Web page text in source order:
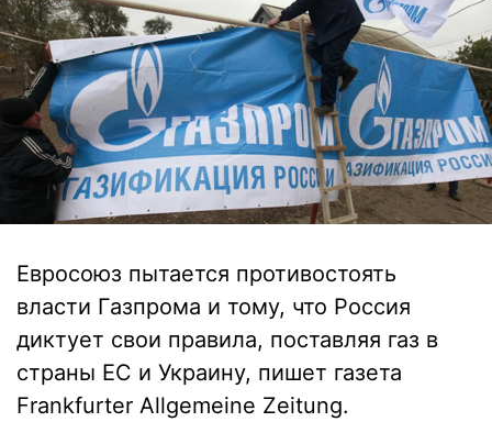
Евросоюз пытается противостоять
власти Газпрома и тому, что Россия
диктует свои правила, поставляя газ в
страны ЕС и Украину, пишет газета
Frankfurter Allgemeine Zeitung.